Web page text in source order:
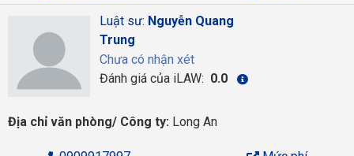
Luật sư: Nguyễn Quang
Trung
Chưa có nhận xét
Đánh giá của iLAW: 0.0
Địa chỉ văn phòng/ Công ty: Long An